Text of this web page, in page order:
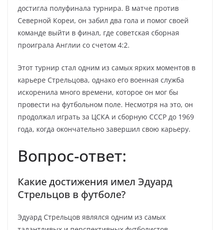
достигла полуфинала турнира. В матче против
Северной Кореи, он забил два гола и помог своей
команде выйти в финал, где советская сборная
проиграла Англии со счетом 4:2.
Этот турнир стал одним из самых ярких моментов в
карьере Стрельцова, однако его военная служба
искоренила много времени, которое он мог бы
провести на футбольном поле. Несмотря на это, он
продолжал играть за ЦСКА и сборную СССР до 1969
года, когда окончательно завершил свою карьеру.
Вопрос-ответ:
Какие достижения имел Эдуард
Стрельцов в футболе?
Эдуард Стрельцов являлся одним из самых